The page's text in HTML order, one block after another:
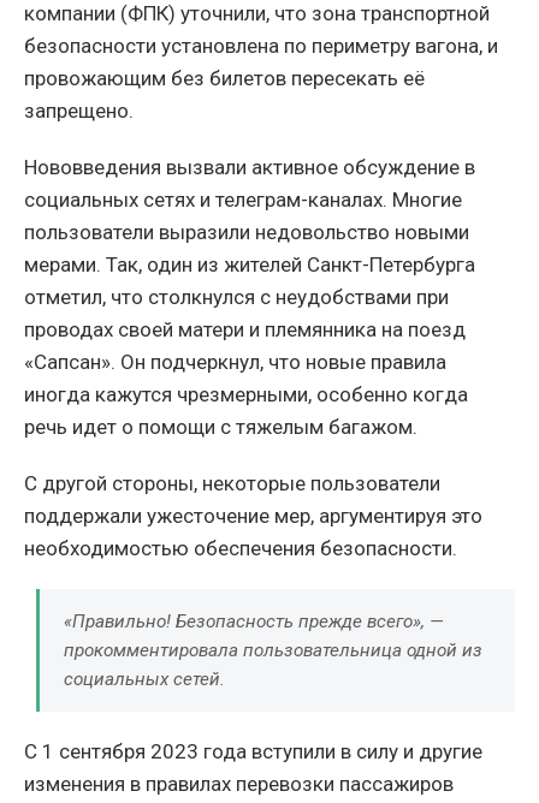
компании (ФПК) уточнили, что зона транспортной
безопасности установлена по периметру вагона, и
провожающим без билетов пересекать её
запрещено.
Нововведения вызвали активное обсуждение в
социальных сетях и телеграм-каналах. Многие
пользователи выразили недовольство новыми
мерами. Так, один из жителей Санкт-Петербурга
отметил, что столкнулся с неудобствами при
проводах своей матери и племянника на поезд
«Сапсан». Он подчеркнул, что новые правила
иногда кажутся чрезмерными, особенно когда
речь идет о помощи с тяжелым багажом.
С другой стороны, некоторые пользователи
поддержали ужесточение мер, аргументируя это
необходимостью обеспечения безопасности.
«Правильно! Безопасность прежде всего», —
прокомментировала пользовательница одной из
социальных сетей.
С 1 сентября 2023 года вступили в силу и другие
изменения в правилах перевозки пассажиров